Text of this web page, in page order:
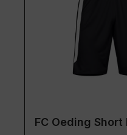
FC Oeding Short